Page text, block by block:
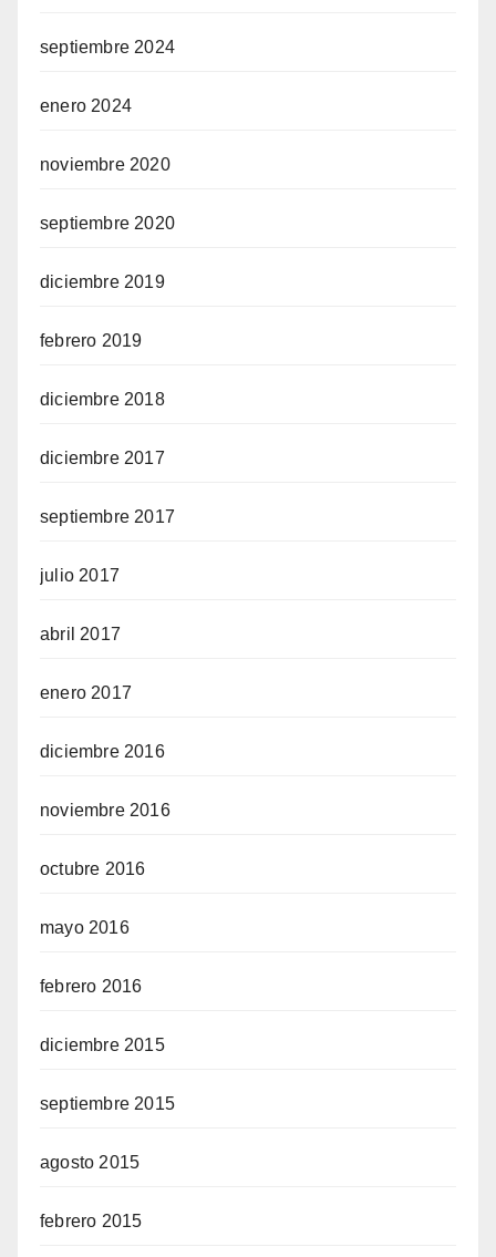
septiembre 2024
enero 2024
noviembre 2020
septiembre 2020
diciembre 2019
febrero 2019
diciembre 2018
diciembre 2017
septiembre 2017
julio 2017
abril 2017
enero 2017
diciembre 2016
noviembre 2016
octubre 2016
mayo 2016
febrero 2016
diciembre 2015
septiembre 2015
agosto 2015
febrero 2015